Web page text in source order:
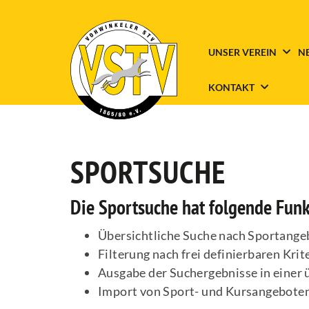
UNSER VEREIN
KONTAKT
SPORTSUCHE
Die Sportsuche hat folgende
Übersichtliche Suche nach
Filterung nach frei definierbaren
Ausgabe der Suchergebnisse in
Import von Sport- und